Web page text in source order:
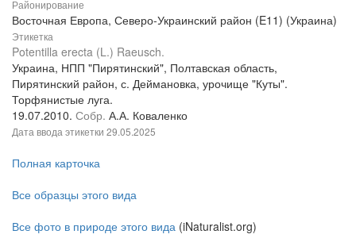
Районирование
Восточная Европа, Северо-Украинский район (E11) (Украина)
Этикетка
Potentilla erecta (L.) Raeusch.
Украина, НПП "Пирятинский", Полтавская область,
Пирятинский район, с. Деймановка, урочище "Куты".
Торфянистые луга.
19.07.2010. Собр. А.А. Коваленко
Дата ввода этикетки 29.05.2025
Полная карточка
Все образцы этого вида
Все фото в природе этого вида (iNaturalist.org)